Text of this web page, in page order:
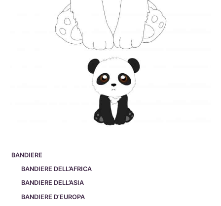
BANDIERE
BANDIERE DELL’AFRICA
BANDIERE DELL’ASIA
BANDIERE D’EUROPA